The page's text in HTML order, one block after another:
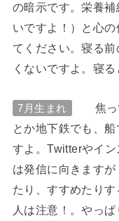
の暗示です。栄養
いですよ！）と心
てください。寝る
くないですよ。寝
7月生まれ
焦って
とか地下鉄でも、
すよ。Twitterやイ
は発信に向きますが
たり、すすめたり
人は注意！。やっ